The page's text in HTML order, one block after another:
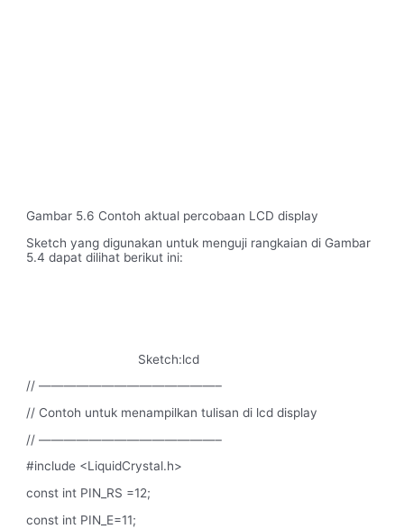
Gambar 5.6 Contoh aktual percobaan LCD display
Sketch yang digunakan untuk menguji rangkaian di Gambar
5.4 dapat dilihat berikut ini:
Sketch:lcd
// ——————————————–
// Contoh untuk menampilkan tulisan di lcd display
// ——————————————–
#include <LiquidCrystal.h>
const int PIN_RS =12;
const int PIN_E=11;